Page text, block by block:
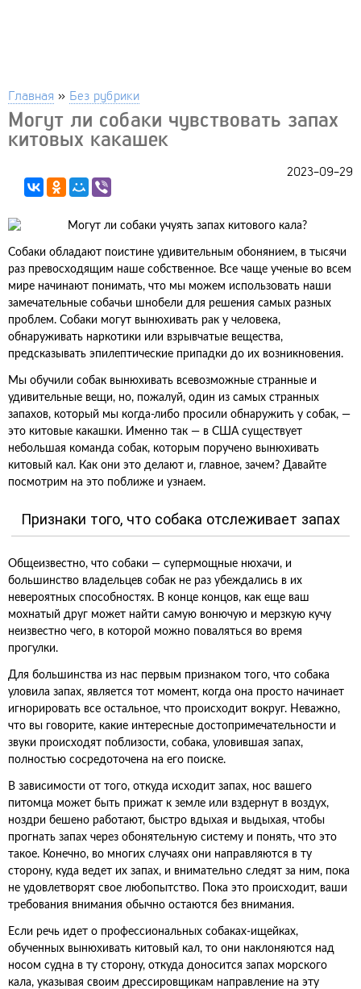
Главная » Без рубрики
Могут ли собаки чувствовать запах
китовых какашек
2023-09-29
Собаки обладают поистине удивительным обонянием, в тысячи
раз превосходящим наше собственное. Все чаще ученые во всем
мире начинают понимать, что мы можем использовать наши
замечательные собачьи шнобели для решения самых разных
проблем. Собаки могут вынюхивать рак у человека,
обнаруживать наркотики или взрывчатые вещества,
предсказывать эпилептические припадки до их возникновения.
Мы обучили собак вынюхивать всевозможные странные и
удивительные вещи, но, пожалуй, один из самых странных
запахов, который мы когда-либо просили обнаружить у собак, —
это китовые какашки. Именно так — в США существует
небольшая команда собак, которым поручено вынюхивать
китовый кал. Как они это делают и, главное, зачем? Давайте
посмотрим на это поближе и узнаем.
Признаки того, что собака отслеживает запах
Общеизвестно, что собаки — супермощные нюхачи, и
большинство владельцев собак не раз убеждались в их
невероятных способностях. В конце концов, как еще ваш
мохнатый друг может найти самую вонючую и мерзкую кучу
неизвестно чего, в которой можно поваляться во время
прогулки.
Для большинства из нас первым признаком того, что собака
уловила запах, является тот момент, когда она просто начинает
игнорировать все остальное, что происходит вокруг. Неважно,
что вы говорите, какие интересные достопримечательности и
звуки происходят поблизости, собака, уловившая запах,
полностью сосредоточена на его поиске.
В зависимости от того, откуда исходит запах, нос вашего
питомца может быть прижат к земле или вздернут в воздух,
ноздри бешено работают, быстро вдыхая и выдыхая, чтобы
прогнать запах через обонятельную систему и понять, что это
такое. Конечно, во многих случаях они направляются в ту
сторону, куда ведет их запах, и внимательно следят за ним, пока
не удовлетворят свое любопытство. Пока это происходит, ваши
требования внимания обычно остаются без внимания.
Если речь идет о профессиональных собаках-ищейках,
обученных вынюхивать китовый кал, то они наклоняются над
носом судна в ту сторону, откуда доносится запах морского
кала, указывая своим дрессировщикам направление на эту